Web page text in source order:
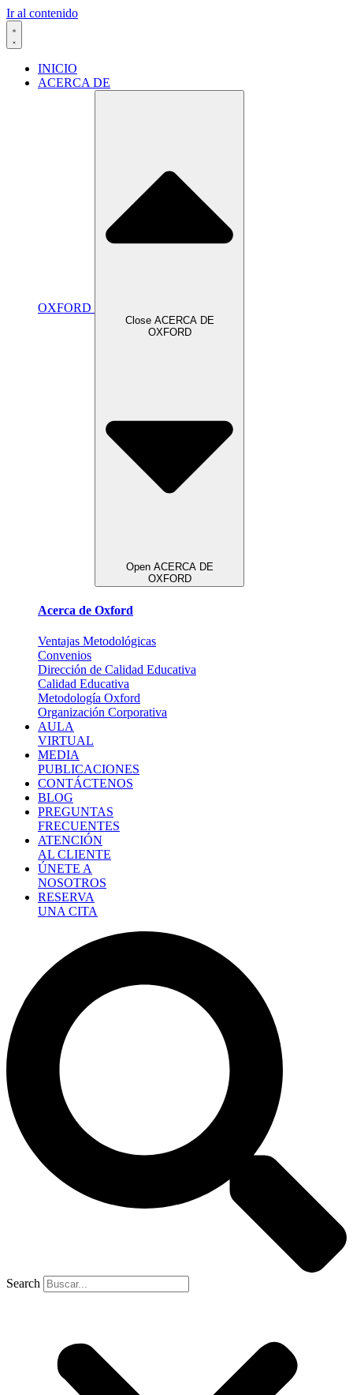
Ir al contenido
INICIO
ACERCA DE
OXFORD
Close ACERCA DE
OXFORD
Open ACERCA DE
OXFORD
Acerca de Oxford
Ventajas Metodológicas
Convenios
Dirección de Calidad Educativa
Calidad Educativa
Metodología Oxford
Organización Corporativa
AULA
VIRTUAL
MEDIA
PUBLICACIONES
CONTÁCTENOS
BLOG
PREGUNTAS
FRECUENTES
ATENCIÓN
AL CLIENTE
ÚNETE A
NOSOTROS
RESERVA
UNA CITA
Search